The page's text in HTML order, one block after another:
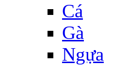
Cá
Gà
Ngựa